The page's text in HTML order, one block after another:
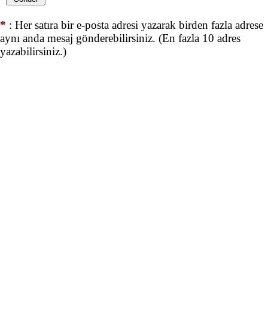
* : Her satıra bir e-posta adresi yazarak birden fazla adrese
aynı anda mesaj gönderebilirsiniz. (En fazla 10 adres
yazabilirsiniz.)